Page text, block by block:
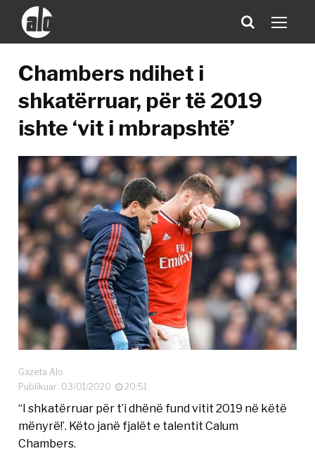
Chambers ndihet i
shkatërruar, për të 2019
ishte ‘vit i mbrapshtë’
Gazeta Alo
Publikuar: 03/01/2020
20:51
“I shkatërruar për t’i dhënë fund vitit 2019 në këtë
mënyrë!’. Këto janë fjalët e talentit Calum
Chambers.